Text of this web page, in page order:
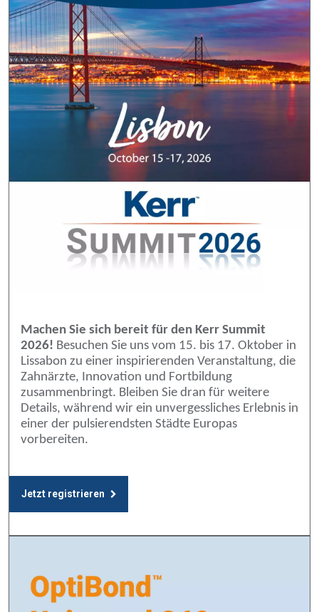
Machen Sie sich bereit für den Kerr Summit
2026! Besuchen Sie uns vom 15. bis 17. Oktober in
Lissabon zu einer inspirierenden Veranstaltung, die
Zahnärzte, Innovation und Fortbildung
zusammenbringt. Bleiben Sie dran für weitere
Details, während wir ein unvergessliches Erlebnis in
einer der pulsierendsten Städte Europas
vorbereiten.
Jetzt registrieren